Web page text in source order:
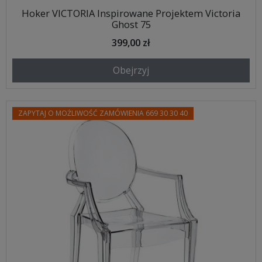
Hoker VICTORIA Inspirowane Projektem Victoria
Ghost 75
399,00 zł
Obejrzyj
ZAPYTAJ O MOŻLIWOŚĆ ZAMÓWIENIA 669 30 30 40